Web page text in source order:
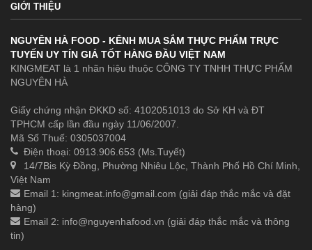
GIỚI THIỆU
NGUYÊN HÀ FOOD - KÊNH MUA SẮM THỰC PHẨM TRỰC
TUYẾN UY TÍN GIÁ TỐT HÀNG ĐẦU VIỆT NAM
KINGMEAT là 1 nhãn hiệu thuộc CÔNG TY TNHH THỰC PHẨM
NGUYÊN HÀ
Giấy chứng nhận ĐKKD số: 4102051013 do Sở KH và ĐT
TPHCM cấp lần đầu ngày 11/06/2007.
Mã Số Thuế: 0305037004
Điện thoại: 0913.906.653 (Ms.Tuyết)
14/7Bis Kỳ Đồng, Phường Nhiêu Lộc, Thành Phố Hồ Chí Minh,
Việt Nam
Email 1: kingmeat.info@gmail.com (giải đáp thắc mắc và đặt
hàng)
Email 2: info@nguyenhafood.vn (giải đáp thắc mắc và thông
tin)